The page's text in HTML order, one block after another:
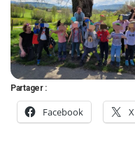
Partager :
Facebook X